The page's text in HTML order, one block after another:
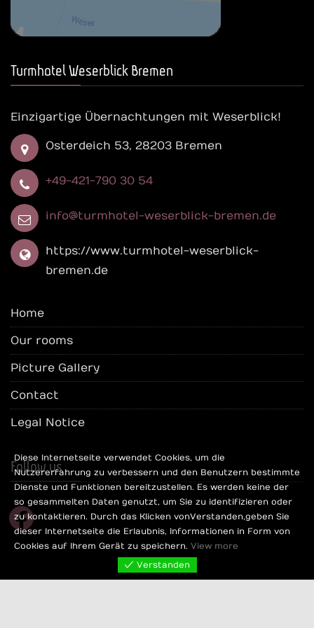
Turmhotel Weserblick Bremen
Einzigartige Übernachtungen mit Weserblick!
Osterdeich 53, 28203 Bremen
+49-421-790 30 54
info@turmhotel-weserblick-bremen.de
https://www.turmhotel-weserblick-
bremen.de
Home
Our rooms
Picture Gallery
Contact
Legal Notice
Follow us
facebook
Diese Internetseite verwendet Cookies, um die
Nutzererfahrung zu verbessern und den Benutzern bestimmte
Dienste und Funktionen bereitzustellen. Es werden keine der
so gesammelten Daten genutzt, um Sie zu identifizieren oder
zu kontaktieren. Durch das Klicken von Verstanden, geben Sie
dieser Internetseite die Erlaubnis, Informationen in Form von
Cookies auf Ihrem Gerät zu speichern. View more
Verstanden